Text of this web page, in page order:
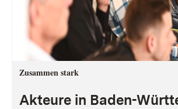
Zusammen stark
Akteure in Baden-